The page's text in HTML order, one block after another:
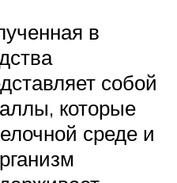
в
собой
которые
среде и